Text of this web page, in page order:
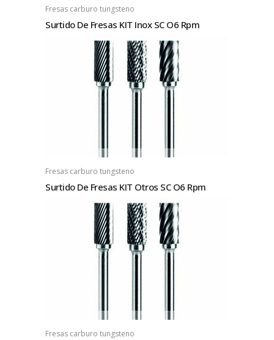
Fresas carburo tungsteno
Surtido De Fresas KIT Inox SC O6 Rpm
Fresas carburo tungsteno
Surtido De Fresas KIT Otros SC O6 Rpm
Fresas carburo tungsteno